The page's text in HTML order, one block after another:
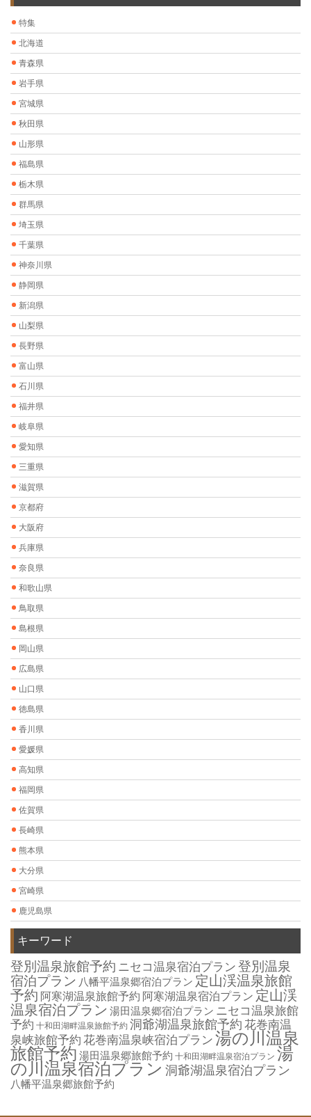
特集
北海道
青森県
岩手県
宮城県
秋田県
山形県
福島県
栃木県
群馬県
埼玉県
千葉県
神奈川県
静岡県
新潟県
山梨県
長野県
富山県
石川県
福井県
岐阜県
愛知県
三重県
滋賀県
京都府
大阪府
兵庫県
奈良県
和歌山県
鳥取県
島根県
岡山県
広島県
山口県
徳島県
香川県
愛媛県
高知県
福岡県
佐賀県
長崎県
熊本県
大分県
宮崎県
鹿児島県
キーワード
登別温泉旅館予約 ニセコ温泉宿泊プラン 登別温泉
宿泊プラン 八幡平温泉郷宿泊プラン 定山渓温泉旅館
予約 阿寒湖温泉旅館予約 阿寒湖温泉宿泊プラン 定山渓
温泉宿泊プラン 湯田温泉郷宿泊プラン ニセコ温泉旅館
予約 十和田湖畔温泉旅館予約 洞爺湖温泉旅館予約 花巻南温
泉峡旅館予約 花巻南温泉峡宿泊プラン 湯の川温泉
旅館予約 湯田温泉郷旅館予約 十和田湖畔温泉宿泊プラン 湯
の川温泉宿泊プラン 洞爺湖温泉宿泊プラン
八幡平温泉郷旅館予約